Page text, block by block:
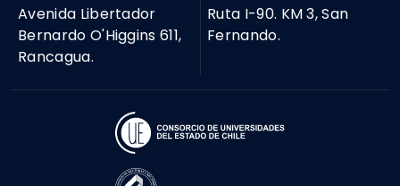
Avenida Libertador
Bernardo O'Higgins 611,
Rancagua.
Ruta I-90. KM 3, San
Fernando.